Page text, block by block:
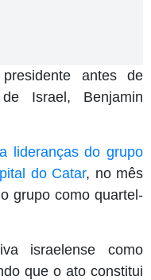
antes de
Israel, Benjamin
lideranças do grupo
do Catar, no mês
grupo como quartel-
israelense como
que o ato constitui